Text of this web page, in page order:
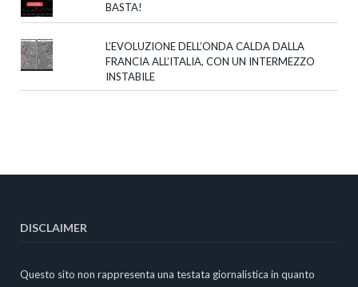
BASTA!
L’EVOLUZIONE DELL’ONDA CALDA DALLA
FRANCIA ALL’ITALIA, CON UN INTERMEZZO
INSTABILE
DISCLAIMER
Questo sito non rappresenta una testata giornalistica in quanto